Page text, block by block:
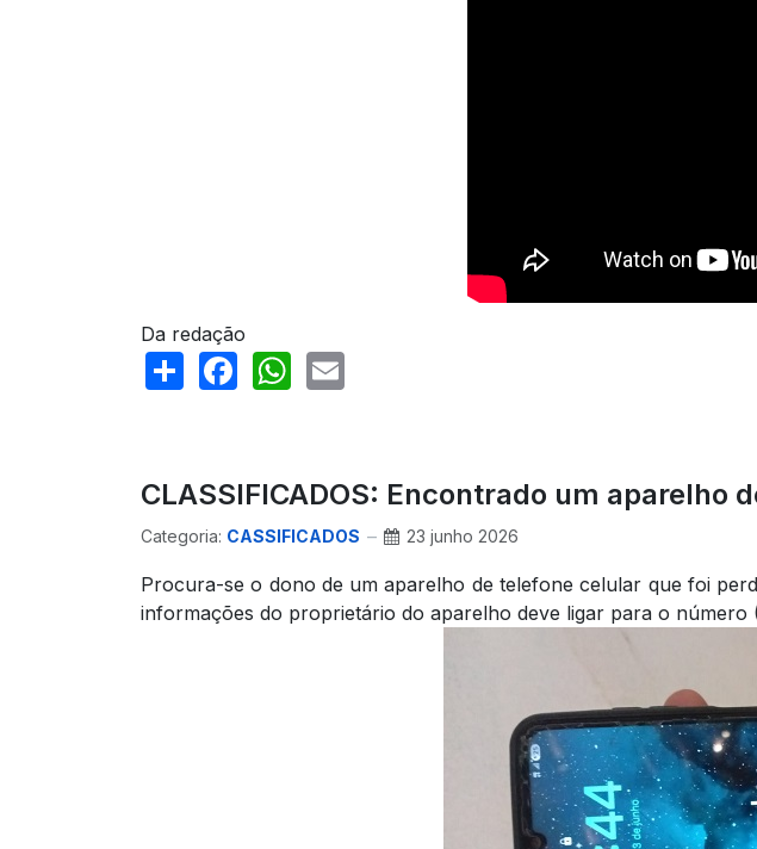
Da redação
ShareFacebook
WhatsApp
CLASSIFICADOS: Encontrado um aparelho
Categoria: CASSIFICADOS 23 junho 2026
Procura-se o dono de um aparelho de telefone celular que foi
informações do proprietário do aparelho deve ligar para o número